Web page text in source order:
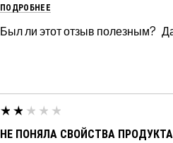
ПОДРОБНЕЕ
Был ли этот отзыв полезным?
НЕ ПОНЯЛА СВОЙСТВА ПРОДУКТА